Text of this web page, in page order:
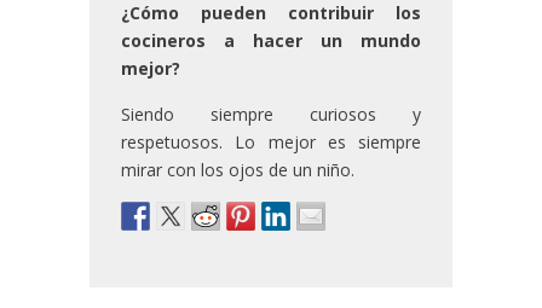
¿Cómo pueden contribuir los
cocineros a hacer un mundo
mejor?
Siendo siempre curiosos y
respetuosos. Lo mejor es siempre
mirar con los ojos de un niño.